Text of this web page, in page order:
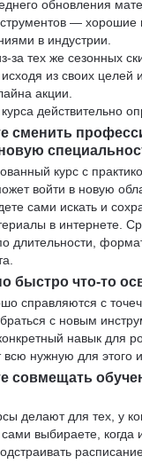
обновления
—
в индустрии.
за тех же сезонных
из своих целей
акции.
курса действительно
сменить
курс с
войти в новую
сами искать и
в интернете.
длительности,
быстро что-то
справляются с
с новым
навык для
всю нужную для этого
совмещать
делают для тех, у
выбираете, когда и